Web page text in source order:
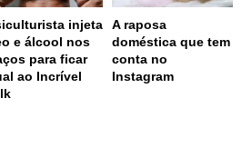
injeta
e álcool nos
para ficar
ao Incrível
A raposa
doméstica que tem
conta no
Instagram